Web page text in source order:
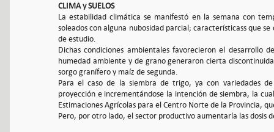
CLIMA y SUELOS
La estabilidad climática se manifestó en la semana con
soleados con alguna nubosidad parcial; característicass que
de estudio.
Dichas condiciones ambientales favorecieron el desarrollo
humedad ambiente y de grano generaron cierta
sorgo granífero y maíz de segunda.
Para el caso de la siembra de trigo, ya con variedades
proyección e incrementándose la intención de siembra, la
Estimaciones Agrícolas para el Centro Norte de la Provincia,
Pero, por otro lado, el sector productivo aumentaría las dosis